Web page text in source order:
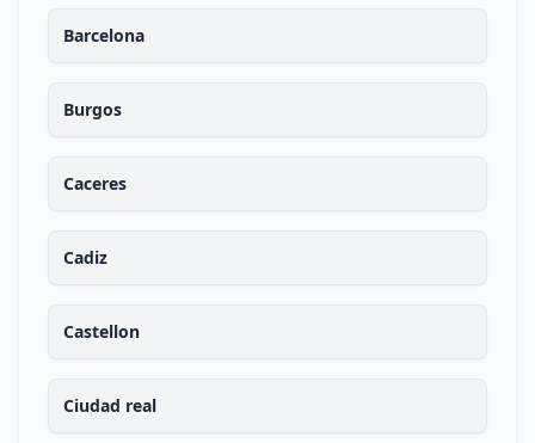
Barcelona
Burgos
Caceres
Cadiz
Castellon
Ciudad real